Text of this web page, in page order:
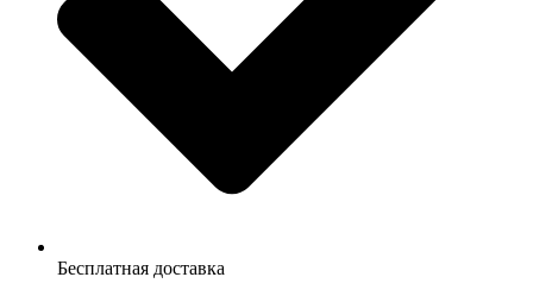
Бесплатная доставка